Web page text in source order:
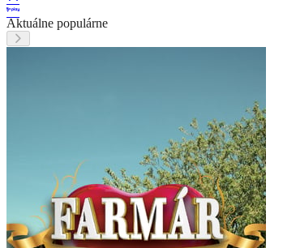
Aktuálne populárne